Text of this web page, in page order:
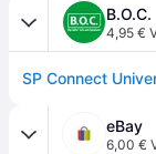
B.O.C.
4,95 €
SP Connect
eBay
6,00 €